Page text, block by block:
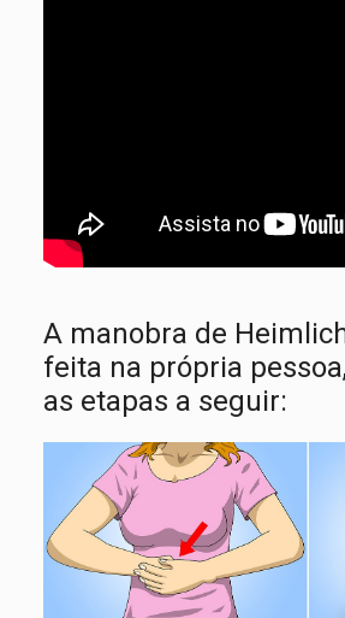
A manobra de
feita na própria
as etapas a seguir: